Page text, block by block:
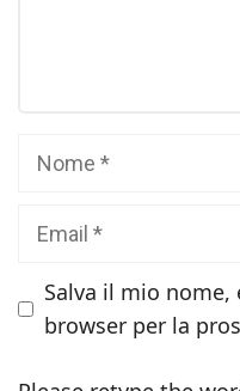
Salva il mio
browser per la